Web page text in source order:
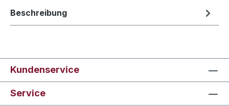
Beschreibung
Kundenservice
Service